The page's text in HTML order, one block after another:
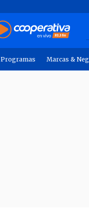
Programas Marcas &